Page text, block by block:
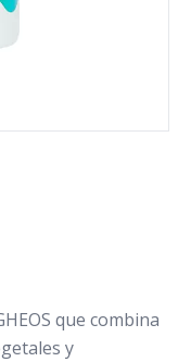
que combina
y